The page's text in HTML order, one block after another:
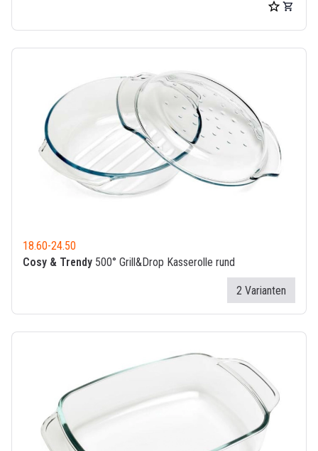
18.60-24.50
Cosy & Trendy 500° Grill&Drop Kasserolle rund
2 Varianten